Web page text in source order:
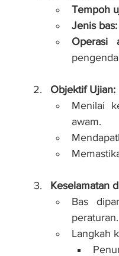
Tempoh
Jenis bas:
Operasi
Objektif Ujian:
Menilai
awam.
Keselamatan
Bas
peraturan.
Langkah